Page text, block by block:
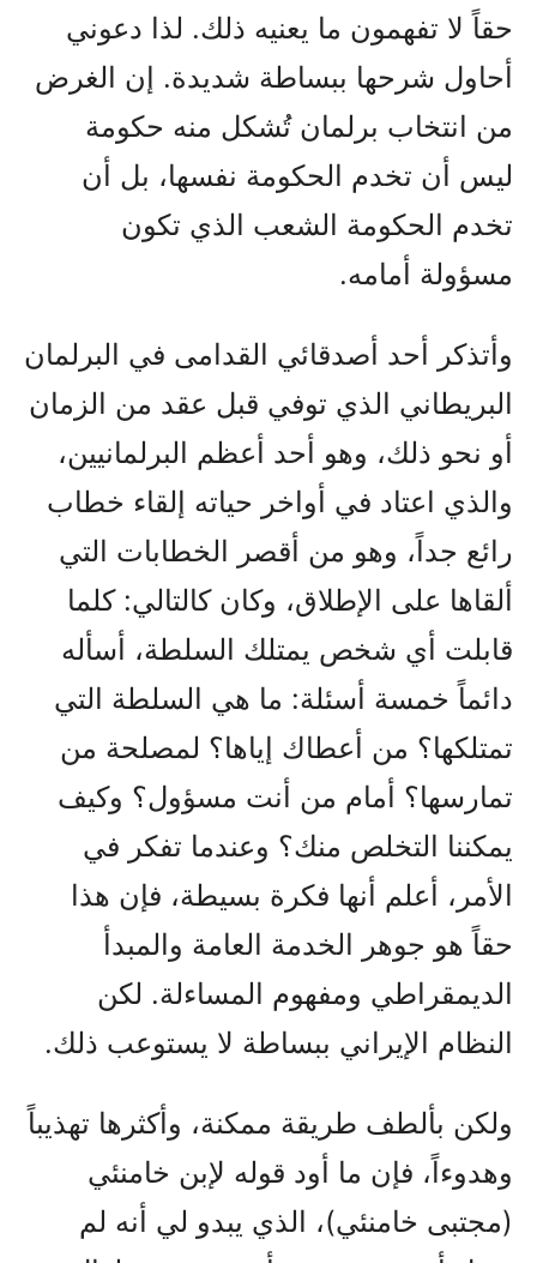
حقاً لا تفهمون ما يعنيه ذلك. لذا دعوني
أحاول شرحها ببساطة شديدة. إن الغرض
من انتخاب برلمان تُشكل منه حكومة
ليس أن تخدم الحكومة نفسها، بل أن
تخدم الحكومة الشعب الذي تكون
مسؤولة أمامه.
وأتذكر أحد أصدقائي القدامى في البرلمان
البريطاني الذي توفي قبل عقد من الزمان
أو نحو ذلك، وهو أحد أعظم البرلمانيين،
والذي اعتاد في أواخر حياته إلقاء خطاب
رائع جداً، وهو من أقصر الخطابات التي
ألقاها على الإطلاق، وكان كالتالي: كلما
قابلت أي شخص يمتلك السلطة، أسأله
دائماً خمسة أسئلة: ما هي السلطة التي
تمتلكها؟ من أعطاك إياها؟ لمصلحة من
تمارسها؟ أمام من أنت مسؤول؟ وكيف
يمكننا التخلص منك؟ وعندما تفكر في
الأمر، أعلم أنها فكرة بسيطة، فإن هذا
حقاً هو جوهر الخدمة العامة والمبدأ
الديمقراطي ومفهوم المساءلة. لكن
النظام الإيراني ببساطة لا يستوعب ذلك.
ولكن بألطف طريقة ممكنة، وأكثرها تهذيباً
وهدوءاً، فإن ما أود قوله لإبن خامنئي
(مجتبى خامنئي)، الذي يبدو لي أنه لم